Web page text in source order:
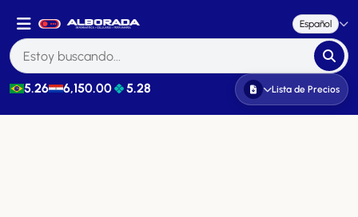
Español
5.26 6,150.00 5.28 Lista de Precios